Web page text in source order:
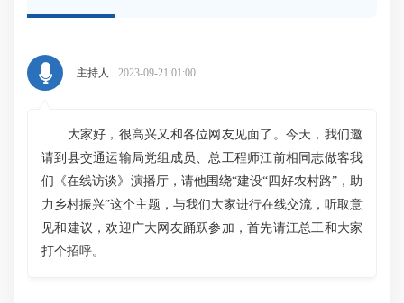
主持人 2023-09-21 01:00
大家好，很高兴又和各位网友见面了。今天，我们邀
请到县交通运输局党组成员、总工程师江前相同志做客我
们《在线访谈》演播厅，请他围绕“建设“四好农村路”，助
力乡村振兴”这个主题，与我们大家进行在线交流，听取意
见和建议，欢迎广大网友踊跃参加，首先请江总工和大家
打个招呼。